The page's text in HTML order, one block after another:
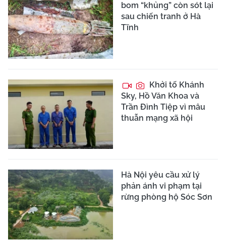
bom “khủng” còn sót lại
sau chiến tranh ở Hà
Tĩnh
Khởi tố Khánh
Sky, Hồ Văn Khoa và
Trần Đình Tiệp vì mâu
thuẫn mạng xã hội
Hà Nội yêu cầu xử lý
phản ánh vi phạm tại
rừng phòng hộ Sóc Sơn